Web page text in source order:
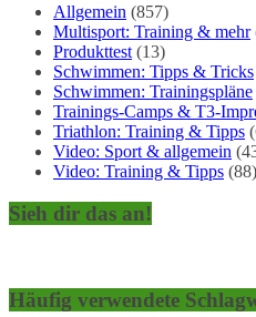
Allgemein (857)
Multisport: Training & mehr
Produkttest (13)
Schwimmen: Tipps & Tricks
Schwimmen: Trainingspläne
Trainings-Camps & T3-
Triathlon: Training & Tipps
Video: Sport & allgemein
Video: Training & Tipps (88)
Sieh dir das an!
Häufig verwendete